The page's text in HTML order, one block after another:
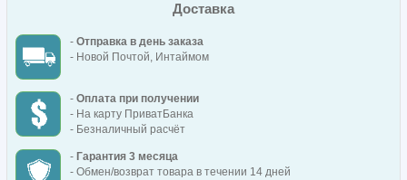
Доставка
- Отправка в день заказа
- Новой Почтой, Интаймом
- Оплата при получении
- На карту ПриватБанка
- Безналичный расчёт
- Гарантия 3 месяца
- Обмен/возврат товара в течении 14 дней